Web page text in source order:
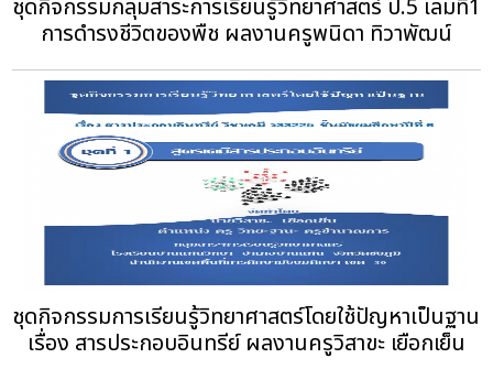
ชุดกิจกรรมกลุ่มสาระการเรียนรู้วิทยาศาสตร์ ป.5 เล่มที่1
การดำรงชีวิตของพืช ผลงานครูพนิดา ทิวาพัฒน์
ชุดกิจกรรมการเรียนรู้วิทยาศาสตร์โดยใช้ปัญหาเป็นฐาน
เรื่อง สารประกอบอินทรีย์ ผลงานครูวิสาขะ เยือกเย็น